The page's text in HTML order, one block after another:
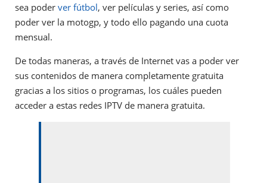
sea poder ver fútbol, ver películas y series, así como
poder ver la motogp, y todo ello pagando una cuota
mensual.
De todas maneras, a través de Internet vas a poder ver
sus contenidos de manera completamente gratuita
gracias a los sitios o programas, los cuáles pueden
acceder a estas redes IPTV de manera gratuita.